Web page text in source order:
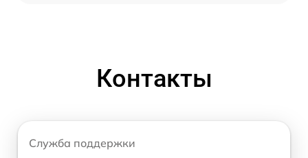
Контакты
Служба поддержки